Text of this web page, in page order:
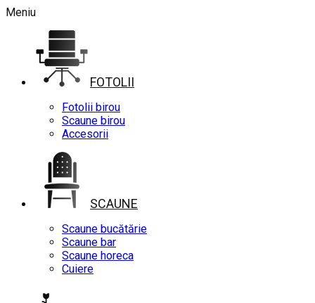
Meniu
FOTOLII
Fotolii birou
Scaune birou
Accesorii
SCAUNE
Scaune bucătărie
Scaune bar
Scaune horeca
Cuiere